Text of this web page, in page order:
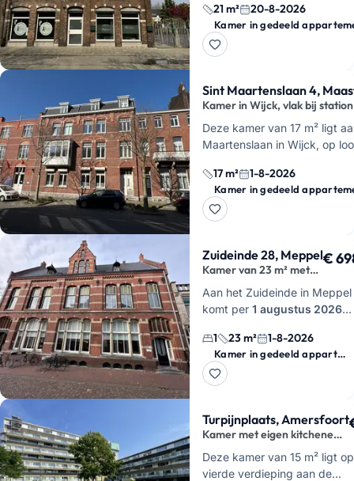
hebt hier je eigen kookplek
elektrische ko…
21 m² 20-8-2026
Kamer in gedeeld
Sint Maartenslaan 4,
Kamer in Wijck, vlak bij station
Deze kamer van 17 m² ligt
Maartenslaan in Wijck, op
centrum.Je deelt de
en het…
17 m² 1-8-2026
Kamer in gedeeld
Zuideinde 28, Meppel
Kamer van 23 m² met
dakterras in Meppel
€
Aan het Zuideinde in Meppel
komt per 1 augustus 2026
vrij in eenRijksmonument
huurt hier een kamer in een
flatshare, me…
1 23 m² 1-8-2026
Kamer in gedeeld appartement
Turpijnplaats, Amersfoort
Kamer met eigen kitchenette
in Amersfoort
Deze kamer van 15 m² ligt
vierde verdieping aan de